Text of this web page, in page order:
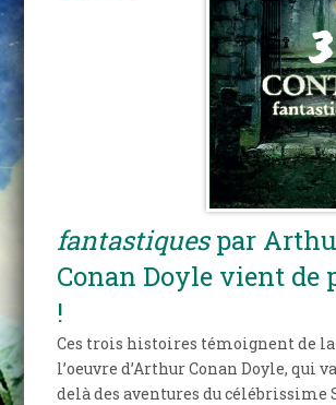
fantastiquespar
Conan Doyle vient de
!
Ces trois histoires témoignent de
l’oeuvre d’Arthur Conan Doyle, qui
delà des aventures du célébrissime